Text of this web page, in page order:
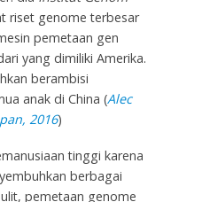
riset genome terbesar
pemetaan gen
yang dimiliki Amerika.
berambisi
anak di China (Alec
2016)
tinggi karena
berbagai
pemetaan genome